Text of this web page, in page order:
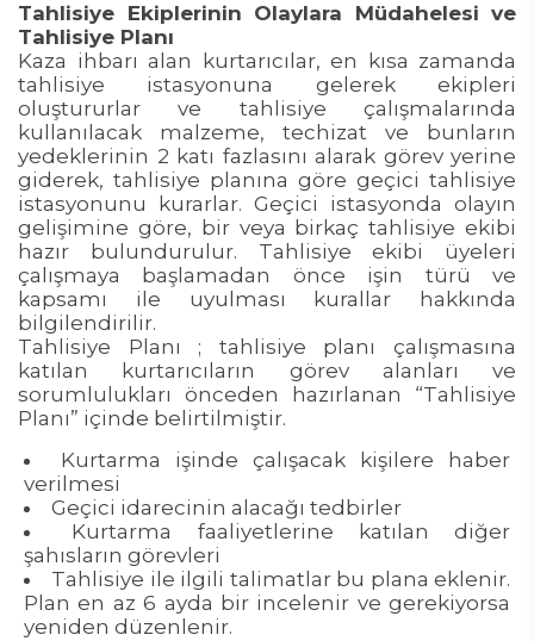
Tahlisiye Ekiplerinin Olaylara Müdahelesi ve
Tahlisiye Planı
Kaza ihbarı alan kurtarıcılar, en kısa zamanda
tahlisiye istasyonuna gelerek ekipleri
oluştururlar ve tahlisiye çalışmalarında
kullanılacak malzeme, techizat ve bunların
yedeklerinin 2 katı fazlasını alarak görev yerine
giderek, tahlisiye planına göre geçici tahlisiye
istasyonunu kurarlar. Geçici istasyonda olayın
gelişimine göre, bir veya birkaç tahlisiye ekibi
hazır bulundurulur. Tahlisiye ekibi üyeleri
çalışmaya başlamadan önce işin türü ve
kapsamı ile uyulması kurallar hakkında
bilgilendirilir.
Tahlisiye Planı ; tahlisiye planı çalışmasına
katılan kurtarıcıların görev alanları ve
sorumlulukları önceden hazırlanan “Tahlisiye
Planı” içinde belirtilmiştir.
Kurtarma işinde çalışacak kişilere haber
verilmesi
Geçici idarecinin alacağı tedbirler
Kurtarma faaliyetlerine katılan diğer
şahısların görevleri
Tahlisiye ile ilgili talimatlar bu plana eklenir.
Plan en az 6 ayda bir incelenir ve gerekiyorsa
yeniden düzenlenir.